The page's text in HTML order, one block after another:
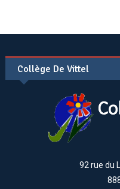
Collège De Vittel
92 rue du